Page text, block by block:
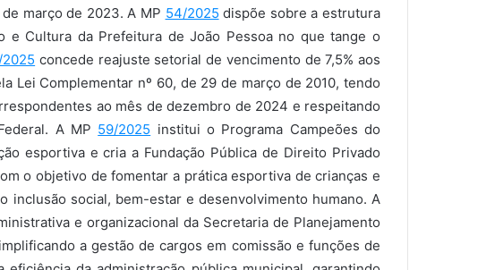
março de 2023. A MP 54/2025 dispõe sobre a estrutura
e Cultura da Prefeitura de João Pessoa no que tange o
concede reajuste setorial de vencimento de 7,5% aos
Lei Complementar nº 60, de 29 de março de 2010, tendo
ao mês de dezembro de 2024 e respeitando
A MP 59/2025 institui o Programa Campeões do
esportiva e cria a Fundação Pública de Direito Privado
o objetivo de fomentar a prática esportiva de crianças e
inclusão social, bem-estar e desenvolvimento humano. A
e organizacional da Secretaria de Planejamento
a gestão de cargos em comissão e funções de